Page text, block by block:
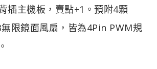
插主機板，賣點+1。預附4顆
限鏡面風扇，皆為4Pin PWM規